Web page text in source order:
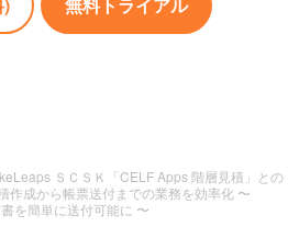
ＳＣＳＫ「CELF Apps 階層見積」との
作成から帳票送付までの業務を効率化 〜
を簡単に送付可能に 〜